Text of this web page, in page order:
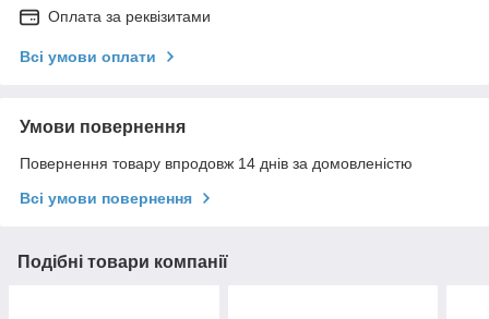
Оплата за реквізитами
Всі умови оплати
Умови повернення
Повернення товару впродовж 14 днів за домовленістю
Всі умови повернення
Подібні товари компанії